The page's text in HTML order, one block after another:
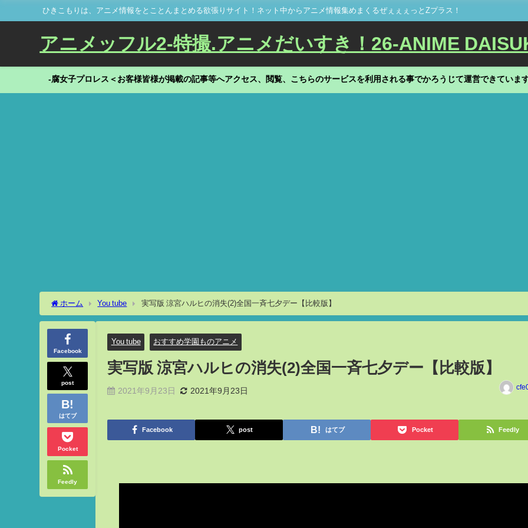
ひきこもりは、アニメ情報をとことんまとめる欲張りサイト！ネット中からアニメ情報集めまくるぜぇぇぇっとZプラス！
アニメッフル2-特撮.アニメだいすき！26-ANIME
-腐女子プロレス＜お客様皆様が掲載の記事等へアクセス、閲覧、こちらのサービスを利用される事でかろうじて運営できていま
ホーム You tube 実写版 涼宮ハルヒの消失(2)全国一斉七夕デー【比較版】
Facebook
post
はてブ
Pocket
Feedly
You tube おすすめ学園ものアニメ
実写版 涼宮ハルヒの消失(2)全国一斉七夕デー【比較版】
2021年9月23日 2021年9月23日
Facebook post はてブ Pocket Feedly